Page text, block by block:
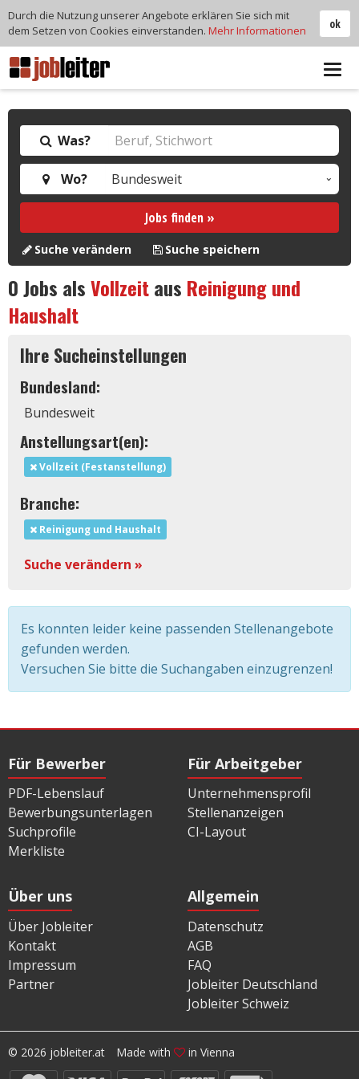
Was?
Wo?
Jobs finden »
Suche verändern Suche speichern
0Jobs alsVollzeitaus Reinigung und
Haushalt
Ihre Sucheinstellungen
Bundesland:
Bundesweit
Anstellungsart(en):
Vollzeit (Festanstellung)
Branche:
Reinigung und Haushalt
Suche verändern »
Es konnten leider keine passenden Stellenangebote
gefunden werden.
Versuchen Sie bitte die Suchangaben einzugrenzen!
Für Bewerber
PDF-Lebenslauf
Bewerbungsunterlagen
Suchprofile
Merkliste
Für Arbeitgeber
Unternehmensprofil
Stellenanzeigen
CI-Layout
Über uns
Über Jobleiter
Kontakt
Impressum
Partner
Allgemein
Datenschutz
AGB
FAQ
Jobleiter Deutschland
Jobleiter Schweiz
© 2026 jobleiter.at Made with in Vienna
ok
Durch die Nutzung unserer Angebote erklären Sie sich mit
dem Setzen von Cookies einverstanden. Mehr Informationen